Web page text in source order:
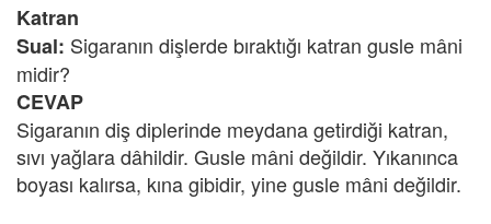
Katran
Sual: Sigaranın dişlerde bıraktığı katran gusle mâni
midir?
CEVAP
Sigaranın diş diplerinde meydana getirdiği katran,
sıvı yağlara dâhildir. Gusle mâni değildir. Yıkanınca
boyası kalırsa, kına gibidir, yine gusle mâni değildir.